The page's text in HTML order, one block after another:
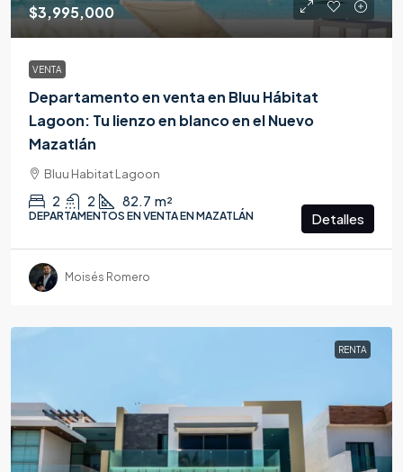
$3,995,000
VENTA
Departamento en venta en Bluu Hábitat
Lagoon: Tu lienzo en blanco en el Nuevo
Mazatlán
Bluu Habitat Lagoon
2 2 82.7 m²
DEPARTAMENTOS EN VENTA EN MAZATLÁN Detalles
Moisés Romero
RENTA